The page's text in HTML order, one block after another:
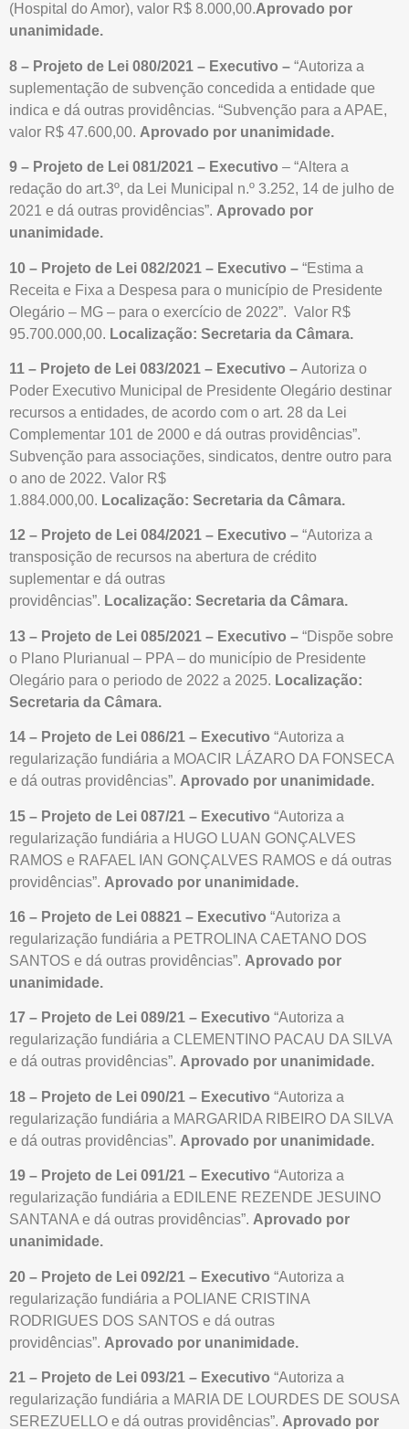
(Hospital do Amor), valor R$ 8.000,00.Aprovado por
unanimidade.
8 – Projeto de Lei 080/2021 – Executivo – “Autoriza a
suplementação de subvenção concedida a entidade que
indica e dá outras providências. “Subvenção para a APAE,
valor R$ 47.600,00. Aprovado por unanimidade.
9 – Projeto de Lei 081/2021 – Executivo – “Altera a
redação do art.3º, da Lei Municipal n.º 3.252, 14 de julho de
2021 e dá outras providências”. Aprovado por
unanimidade.
10 – Projeto de Lei 082/2021 – Executivo – “Estima a
Receita e Fixa a Despesa para o município de Presidente
Olegário – MG – para o exercício de 2022”. Valor R$
95.700.000,00. Localização: Secretaria da Câmara.
11 – Projeto de Lei 083/2021 – Executivo – Autoriza o
Poder Executivo Municipal de Presidente Olegário destinar
recursos a entidades, de acordo com o art. 28 da Lei
Complementar 101 de 2000 e dá outras providências”.
Subvenção para associações, sindicatos, dentre outro para
o ano de 2022. Valor R$
1.884.000,00. Localização: Secretaria da Câmara.
12 – Projeto de Lei 084/2021 – Executivo – “Autoriza a
transposição de recursos na abertura de crédito
suplementar e dá outras
providências”. Localização: Secretaria da Câmara.
13 – Projeto de Lei 085/2021 – Executivo – “Dispõe sobre
o Plano Plurianual – PPA – do município de Presidente
Olegário para o periodo de 2022 a 2025. Localização:
Secretaria da Câmara.
14 – Projeto de Lei 086/21 – Executivo “Autoriza a
regularização fundiária a MOACIR LÁZARO DA FONSECA
e dá outras providências”. Aprovado por unanimidade.
15 – Projeto de Lei 087/21 – Executivo “Autoriza a
regularização fundiária a HUGO LUAN GONÇALVES
RAMOS e RAFAEL IAN GONÇALVES RAMOS e dá outras
providências”. Aprovado por unanimidade.
16 – Projeto de Lei 08821 – Executivo “Autoriza a
regularização fundiária a PETROLINA CAETANO DOS
SANTOS e dá outras providências”. Aprovado por
unanimidade.
17 – Projeto de Lei 089/21 – Executivo “Autoriza a
regularização fundiária a CLEMENTINO PACAU DA SILVA
e dá outras providências”. Aprovado por unanimidade.
18 – Projeto de Lei 090/21 – Executivo “Autoriza a
regularização fundiária a MARGARIDA RIBEIRO DA SILVA
e dá outras providências”. Aprovado por unanimidade.
19 – Projeto de Lei 091/21 – Executivo “Autoriza a
regularização fundiária a EDILENE REZENDE JESUINO
SANTANA e dá outras providências”. Aprovado por
unanimidade.
20 – Projeto de Lei 092/21 – Executivo “Autoriza a
regularização fundiária a POLIANE CRISTINA
RODRIGUES DOS SANTOS e dá outras
providências”. Aprovado por unanimidade.
21 – Projeto de Lei 093/21 – Executivo “Autoriza a
regularização fundiária a MARIA DE LOURDES DE SOUSA
SEREZUELLO e dá outras providências”. Aprovado por